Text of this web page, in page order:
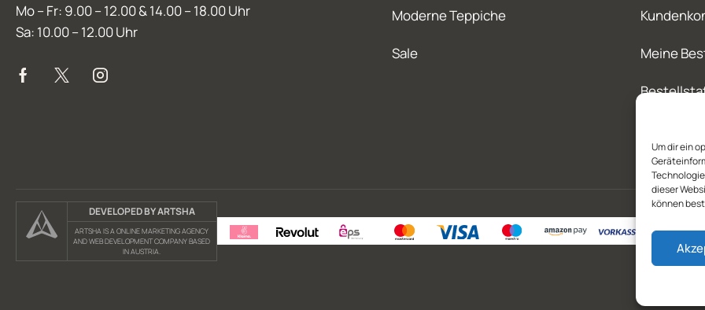
Um dir ein
dieser
können
Mo – Fr: 9.00 – 12.00 & 14.00 – 18.00 Uhr
Sa: 10.00 – 12.00 Uhr
Moderne Teppiche
Sale Meine
DEVELOPED BY ARTSHA
ARTSHA IS A ONLINE MARKETING AGENCY
AND WEB DEVELOPMENT COMPANY BASED
IN AUSTRIA.